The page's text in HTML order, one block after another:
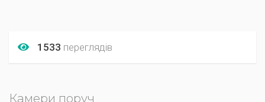
1533 переглядів
Камери поруч